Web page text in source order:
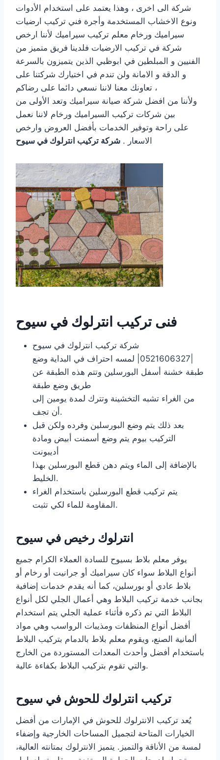
شركة الى اخرى ، وهذا يعتمد على استخدام الأدوات
ونوع الاخشاب المستخدمة وأجرة فني تركيب ارضيات
سيراميك ورخام معلم تركيب سيراميك لأننا ارخص
شركة في تركيب الارضيات فلدينا فريق متميز من
الفنيين و المبلطين في ابوظبي الذين يتميزون بالسرعة
و الدقة و الامانة ولن تندم في اختيارك شركتنا على
تعاونك معنا لاننا نسعي دائما على رضاكم ،
ولأننا من افضل شركة صيانة سيراميك وتعد الأولى من
بين شركات تركيب السيراميك ورخام لاننا نعمل
على راحة وتوفير الخدمات بأفضل العروض وارخص
الاسعار . شركة تركيب انترلوك في سيوح
فنى تركيب انترلوك في سيوح
شركة تركيب انترلوك في سيوح
|0521606327| لمسه احتراف في البداية وضع
طبقة خشنة أسفل البورسلين وتتم هذه الطبقة عن
طريق وضع طبقة
من الغراء تشبه التخشينة وتترك لمدة يومين إلى
أن تجف.
بعد ذلك يتم وضع البورسلين وفرده ولكن قبل
التركيب بيوم يتم وضع أسمنت أبيض ومادة
أديبونت
بالإضافة إلى الماء ويتم دهن قطع البورسلين بهذا
الخليط.
يتم تركيب قطع البورسلين باستخدام الغراء
المقاومة للماء لكي تثبت.
انترلوك رخيص في سيوح
يوفر معلم بلاط بسيوح للسادة العملاء الكرام جميع
أنواع البلاط سواء كان سيراميك أو جرانيت أو رخام أو
بلاط عادي أو بورسلين، كما أنه يقدم خدمات إضافية
بجانب خدمة تركيب البلاط وهي أعمال الجلي لكل أنواع
البلاط التي تم ذكره فأثناء عملية الجلي يتم استخدام
أفضل أنواع المنظفات ومذيبات الرواسب وهي مواد
ألمانية الصنع، ويقوم معلم بلاط بالدمام بتركيب البلاط
باستخدام أفضل وأحدث المعدات المستوردة من الخارج
والتي تقوم بتركيب البلاط بكفاءة عالية.
تركيب انترلوك للحوش في سيوح
يُعد تركيب الانترلوك للحوش في الإمارات من أفضل
الخيارات المتاحة لتجميل المساحات الخارجية وإضفاء
لمسة من الأناقة والتميز. يتميز الانترلوك بمتانته العالية،